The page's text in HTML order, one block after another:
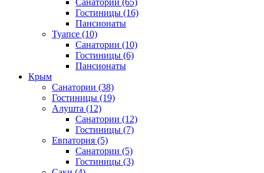
Санатории (65)
Гостиницы (16)
Пансионаты
Туапсе (10)
Санатории (10)
Гостиницы (6)
Пансионаты
Крым
Санатории (38)
Гостиницы (19)
Алушта (12)
Санатории (12)
Гостиницы (7)
Евпатория (5)
Санатории (5)
Гостиницы (3)